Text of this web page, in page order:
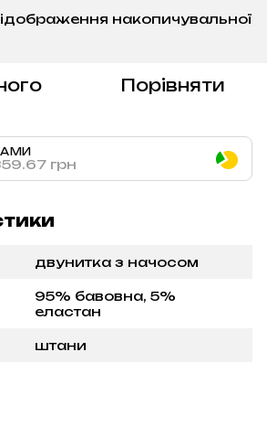
накопичувальної
Порівняти
грн
двунитка з начосом
95% бавовна, 5%
еластан
штани